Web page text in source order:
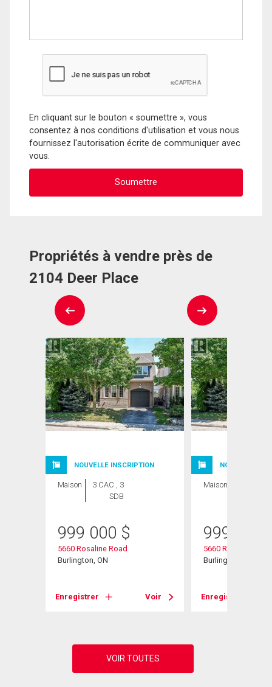
En cliquant sur le bouton « soumettre », vous
consentez à nos conditions d'utilisation et vous nous
fournissez l'autorisation écrite de communiquer avec
vous.
Propriétés à vendre près de
2104 Deer Place
NOUVELLE INSCRIPTION
Maison
3 CAC , 3
SDB
999 000 $
5660 Rosaline Road
Burlington, ON
Enregistrer Voir
NOUVELLE
Maison
999 000
5660 Rosaline
Burlington, ON
Enregistrer